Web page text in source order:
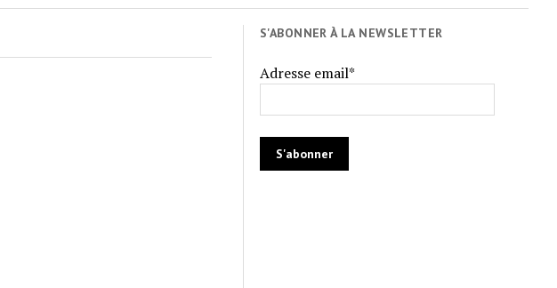
S'ABONNER À LA NEWSLETTER
Adresse email*